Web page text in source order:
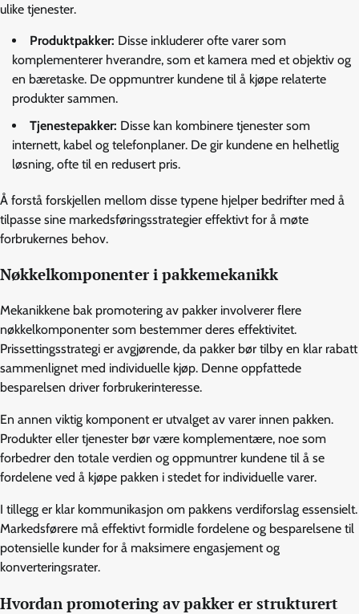
ulike tjenester.
Produktpakker: Disse inkluderer ofte varer som
komplementerer hverandre, som et kamera med et objektiv og
en bæretaske. De oppmuntrer kundene til å kjøpe relaterte
produkter sammen.
Tjenestepakker: Disse kan kombinere tjenester som
internett, kabel og telefonplaner. De gir kundene en helhetlig
løsning, ofte til en redusert pris.
Å forstå forskjellen mellom disse typene hjelper bedrifter med å
tilpasse sine markedsføringsstrategier effektivt for å møte
forbrukernes behov.
Nøkkelkomponenter i pakkemekanikk
Mekanikkene bak promotering av pakker involverer flere
nøkkelkomponenter som bestemmer deres effektivitet.
Prissettingsstrategi er avgjørende, da pakker bør tilby en klar rabatt
sammenlignet med individuelle kjøp. Denne oppfattede
besparelsen driver forbrukerinteresse.
En annen viktig komponent er utvalget av varer innen pakken.
Produkter eller tjenester bør være komplementære, noe som
forbedrer den totale verdien og oppmuntrer kundene til å se
fordelene ved å kjøpe pakken i stedet for individuelle varer.
I tillegg er klar kommunikasjon om pakkens verdiforslag essensielt.
Markedsførere må effektivt formidle fordelene og besparelsene til
potensielle kunder for å maksimere engasjement og
konverteringsrater.
Hvordan promotering av pakker er strukturert